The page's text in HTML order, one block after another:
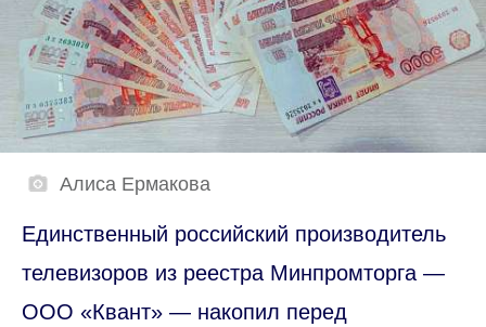
Алиса Ермакова
Единственный российский производитель
телевизоров из реестра Минпромторга —
ООО «Квант» — накопил перед